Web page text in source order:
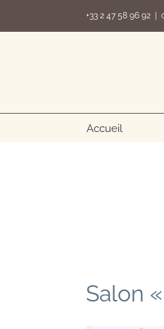
+33 2 47 58 96 92
Accueil
Salon